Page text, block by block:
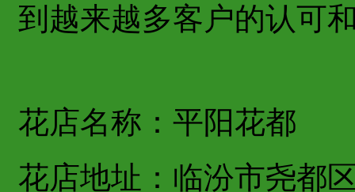
到越来越多客户的认可
花店名称：平阳花都
花店地址：临汾市尧都